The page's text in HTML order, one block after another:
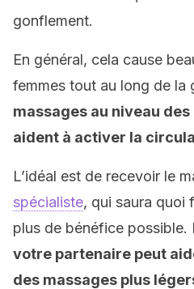
gonflement.
En général, cela cause
femmes tout au long de la
massages au niveau
aident à activer la
L’idéal est de recevoir le
spécialiste, qui saura quoi
plus de bénéfice possible.
votre partenaire peut
des massages plus